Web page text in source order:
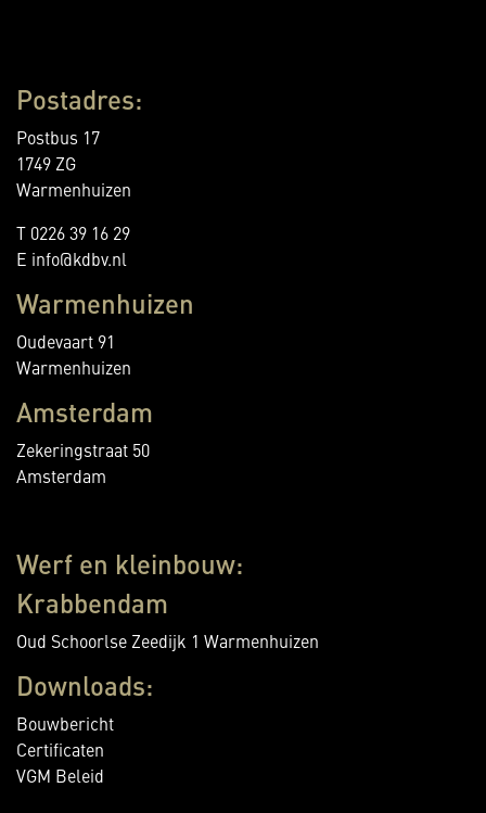
Postadres:
Postbus 17
1749 ZG
Warmenhuizen
T 0226 39 16 29
E info@kdbv.nl
Warmenhuizen
Oudevaart 91
Warmenhuizen
Amsterdam
Zekeringstraat 50
Amsterdam
Werf en kleinbouw:
Krabbendam
Oud Schoorlse Zeedijk 1 Warmenhuizen
Downloads:
Bouwbericht
Certificaten
VGM Beleid